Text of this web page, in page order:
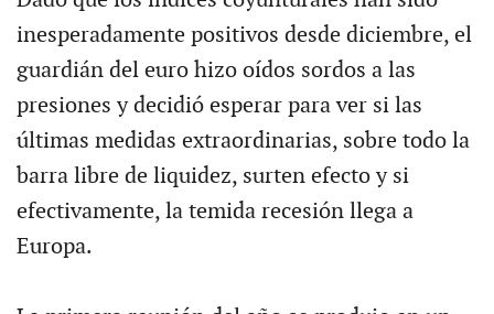
inesperadamente positivos desde diciembre, el
guardián del euro hizo oídos sordos a las
presiones y decidió esperar para ver si las
últimas medidas extraordinarias, sobre todo la
barra libre de liquidez, surten efecto y si
efectivamente, la temida recesión llega a
Europa.